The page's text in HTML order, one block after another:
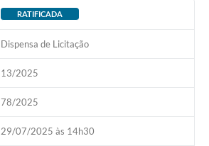
RATIFICADA
Dispensa de Licitação
13/2025
78/2025
29/07/2025 às 14h30